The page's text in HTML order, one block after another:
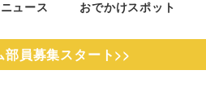
ュース おでかけスポット
部員募集スタート>>